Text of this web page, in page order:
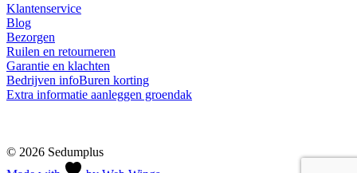
Klantenservice
Blog
Bezorgen
Ruilen en retourneren
Garantie en klachten
Bedrijven infoBuren korting
Extra informatie aanleggen groendak
© 2026 Sedumplus